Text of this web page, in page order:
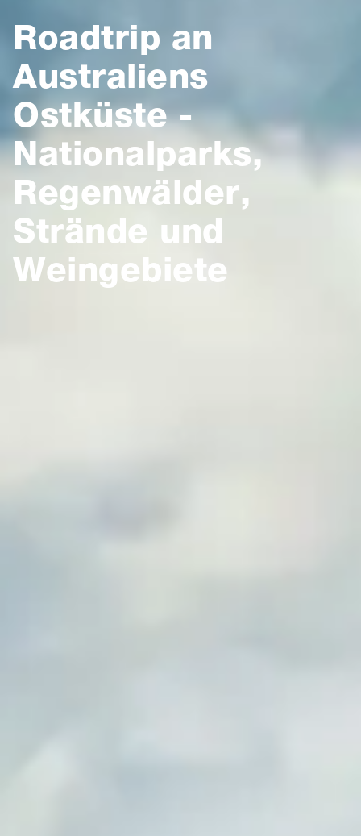
Roadtrip an
Australiens
Ostküste -
Nationalparks,
Regenwälder,
Strände und
Weingebiete